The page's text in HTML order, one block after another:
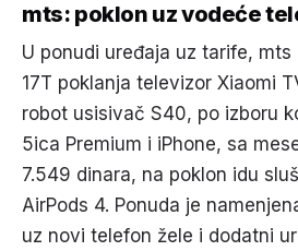
mts: poklon uz vodeće
U ponudi uređaja uz tarife, mts
17T poklanja televizor Xiaomi
robot usisivač S40, po izboru
5ica Premium i iPhone, sa
7.549 dinara, na poklon idu
AirPods 4. Ponuda je
uz novi telefon žele i dodatni